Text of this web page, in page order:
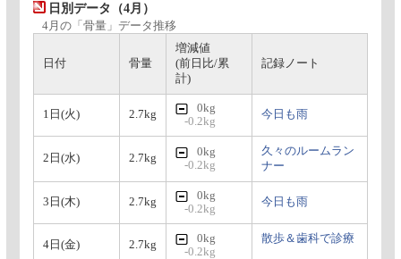
日別データ（4月）
4月の「骨量」データ推移
日付 骨量
増減値
(前日比/累
計)
記録ノート
1日(火) 2.7kg
0kg
-0.2kg
今日も雨
2日(水) 2.7kg
0kg
-0.2kg
久々のルームラン
ナー
3日(木) 2.7kg
0kg
-0.2kg
今日も雨
4日(金) 2.7kg
0kg
-0.2kg
散歩＆歯科で診療